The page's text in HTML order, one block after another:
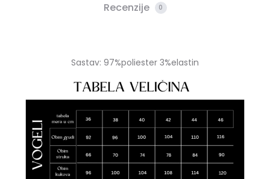
Recenzije 0
Sastav: 97%poliester 3%elastin